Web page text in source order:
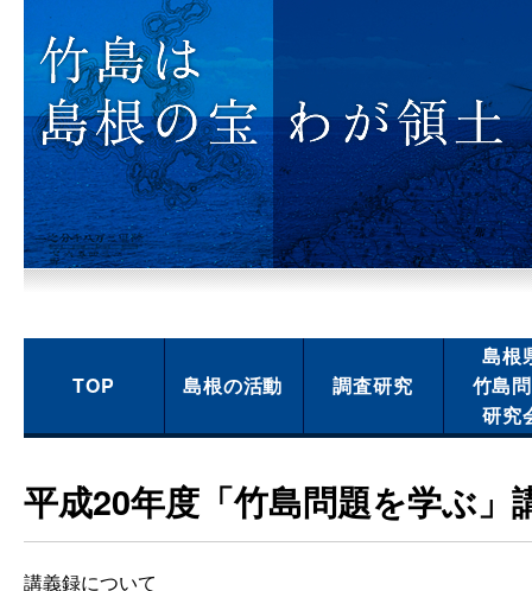
TOP 島根の活動 調査研究
島根
竹島
研究
平成20年度「竹島問題を学ぶ」
講義録について